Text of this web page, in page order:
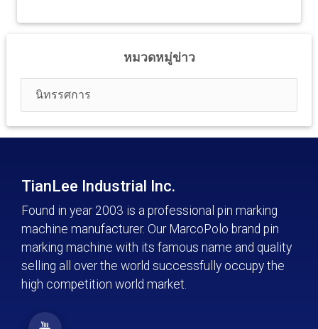
หมวดหมู่ข่าว
นิทรรศการ
TianLee Industrial Inc.
Found in year 2003 is a professional pin marking
machine manufacturer. Our MarcoPolo brand pin
marking machine with its famous name and quality
selling all over the world successfully occupy the
high competition world market.